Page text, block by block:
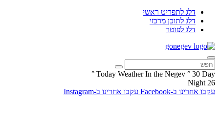
דלג לתפריט ראשי
דלג לתוכן מרכזי
דלג לפוטר
Today Weather In the Negev ° 30 Day
°
26
Night
עקבו אחרינו ב-Facebook
עקבו אחרינו ב-Instagram